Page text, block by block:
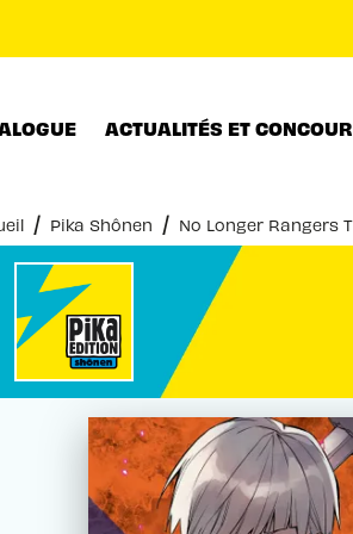
ACTUALITÉS ET
/ Pika Shônen / No Longer Rangers